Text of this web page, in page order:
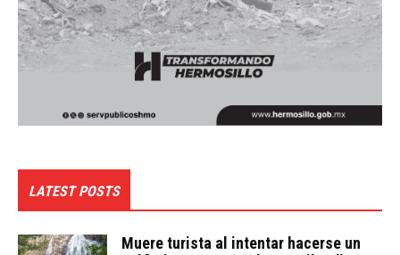
LATEST POSTS
Muere turista al intentar hacerse un